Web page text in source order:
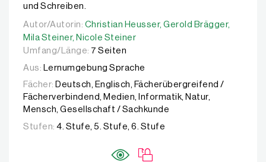
und Schreiben.
Autor/Autorin: Christian Heusser, Gerold Brägger,
Autor/Autorin: Christian Heusser, Gerold Brägger,
Mila Steiner, Nicole Steiner
Umfang/Länge: 7 Seiten
Aus:
Lernumgebung Sprache
Fächer: Deutsch, Englisch, Fächerübergreifend /
Fächerverbindend, Medien, Informatik, Natur,
Mensch, Gesellschaft / Sachkunde
Stufen: 4. Stufe, 5. Stufe, 6. Stufe